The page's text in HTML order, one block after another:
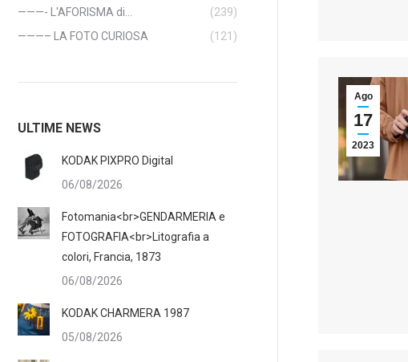
Ago
17
2023
———- L'AFORISMA di…
(239)
———– LA FOTO CURIOSA
(121)
ULTIME NEWS
KODAK PIXPRO Digital
06/08/2026
Fotomania<br>GENDARMERIA e
FOTOGRAFIA<br>Litografia a
colori, Francia, 1873
06/08/2026
KODAK CHARMERA 1987
05/08/2026